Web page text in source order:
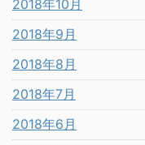
2018年10月
2018年9月
2018年8月
2018年7月
2018年6月